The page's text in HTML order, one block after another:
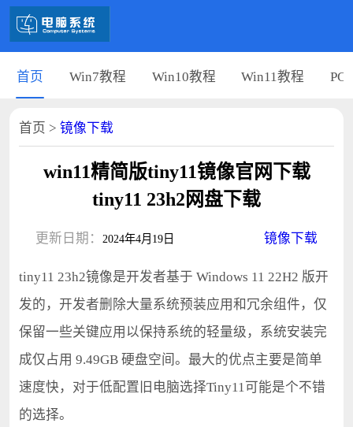
首页 Win7教程 Win10教程 Win11教程 PC
首页 > 镜像下载
win11精简版tiny11镜像官网下载
tiny11 23h2网盘下载
更新日期： 2024年4月19日 镜像下载
tiny11 23h2镜像是开发者基于 Windows 11 22H2 版开
发的，开发者删除大量系统预装应用和冗余组件，仅
保留一些关键应用以保持系统的轻量级，系统安装完
成仅占用 9.49GB 硬盘空间。最大的优点主要是简单
速度快，对于低配置旧电脑选择Tiny11可能是个不错
的选择。